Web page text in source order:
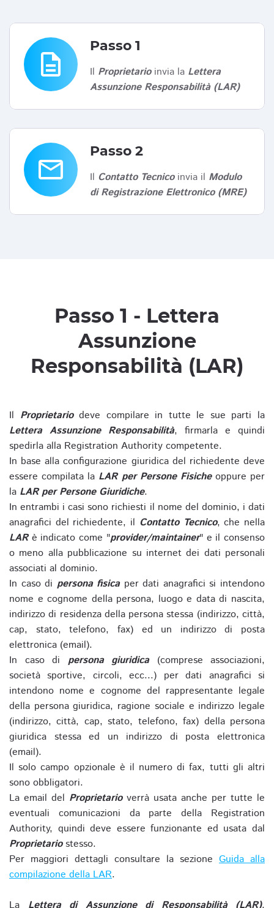
description
Passo 1
Il Proprietarioinvia la Lettera
Assunzione Responsabilità (LAR)
email
Passo 2
Il Contatto Tecnicoinvia il Modulo
di Registrazione Elettronico (MRE)
Passo 1 - Lettera
Assunzione
Responsabilità (LAR)
Il Proprietariodeve compilare in tutte le sue parti la
Lettera Assunzione Responsabilità, firmarla e quindi
spedirla alla Registration Authority competente.
In base alla configurazione giuridica del richiedente deve
essere compilata la LAR per Persone Fisicheoppure per
la LAR per Persone Giuridiche.
In entrambi i casi sono richiesti il nome del dominio, i dati
anagrafici del richiedente, il Contatto Tecnico, che nella
LARè indicato come "provider/maintainer" e il consenso
o meno alla pubblicazione su internet dei dati personali
associati al dominio.
In caso di persona fisicaper dati anagrafici si intendono
nome e cognome della persona, luogo e data di nascita,
indirizzo di residenza della persona stessa (indirizzo, città,
cap, stato, telefono, fax) ed un indirizzo di posta
elettronica (email).
In caso di persona giuridica(comprese associazioni,
società sportive, circoli, ecc...) per dati anagrafici si
intendono nome e cognome del rappresentante legale
della persona giuridica, ragione sociale e indirizzo legale
(indirizzo, città, cap, stato, telefono, fax) della persona
giuridica stessa ed un indirizzo di posta elettronica
(email).
Il solo campo opzionale è il numero di fax, tutti gli altri
sono obbligatori.
La email del Proprietarioverrà usata anche per tutte le
eventuali comunicazioni da parte della Registration
Authority, quindi deve essere funzionante ed usata dal
Proprietariostesso.
Per maggiori dettagli consultare la sezione Guida alla
compilazione della LAR.